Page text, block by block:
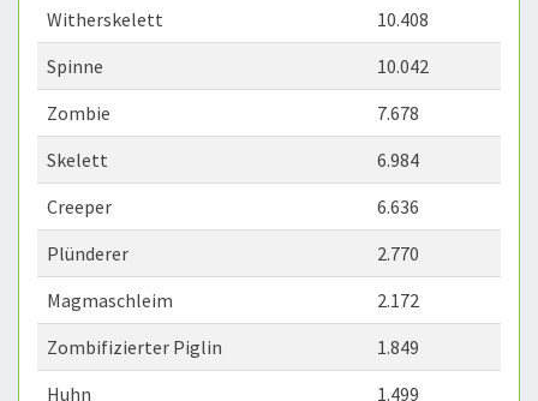
Witherskelett
10.408
Spinne
10.042
Zombie
7.678
Skelett
6.984
Creeper
6.636
Plünderer
2.770
Magmaschleim
2.172
Zombifizierter Piglin
1.849
Huhn
1.499